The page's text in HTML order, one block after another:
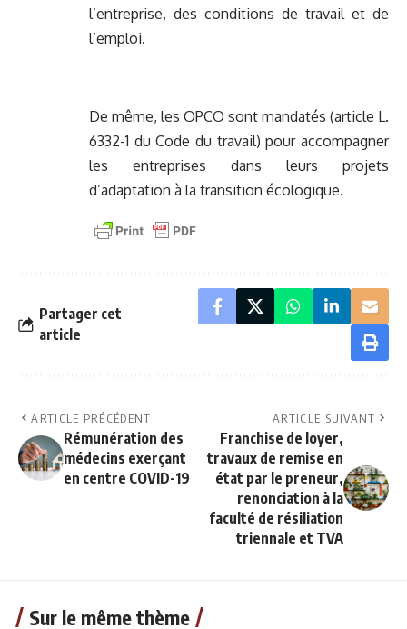
l’entreprise, des conditions de travail et de
l’emploi.
De même, les OPCO sont mandatés (article L.
6332-1 du Code du travail) pour accompagner
les entreprises dans leurs projets
d’adaptation à la transition écologique.
Partager cet
article
ARTICLE PRÉCÉDENT
Rémunération des
médecins exerçant
en centre COVID-19
ARTICLE SUIVANT
Franchise de loyer,
travaux de remise en
état par le preneur,
renonciation à la
faculté de résiliation
triennale et TVA
Sur le même thème